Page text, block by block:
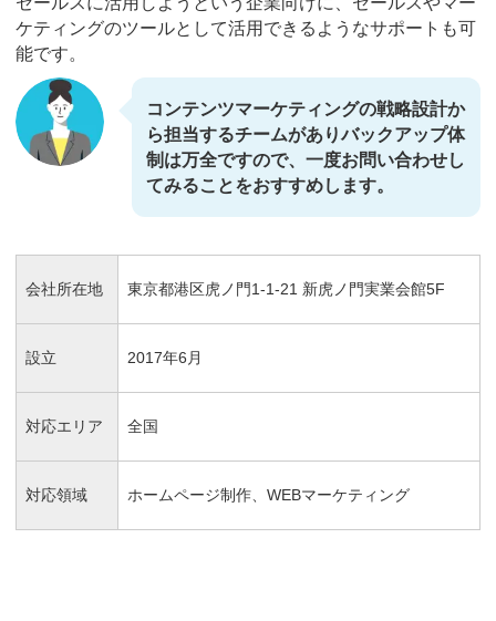
ケティングのツールとして活用できるようなサポートも可
能です。
コンテンツマーケティングの戦略設計か
ら担当するチームがありバックアップ体
制は万全ですので、一度お問い合わせし
てみることをおすすめします。
会社所在地 東京都港区虎ノ門1-1-21 新虎ノ門実業会館5F
設立 2017年6月
対応エリア 全国
対応領域 ホームページ制作、WEBマーケティング